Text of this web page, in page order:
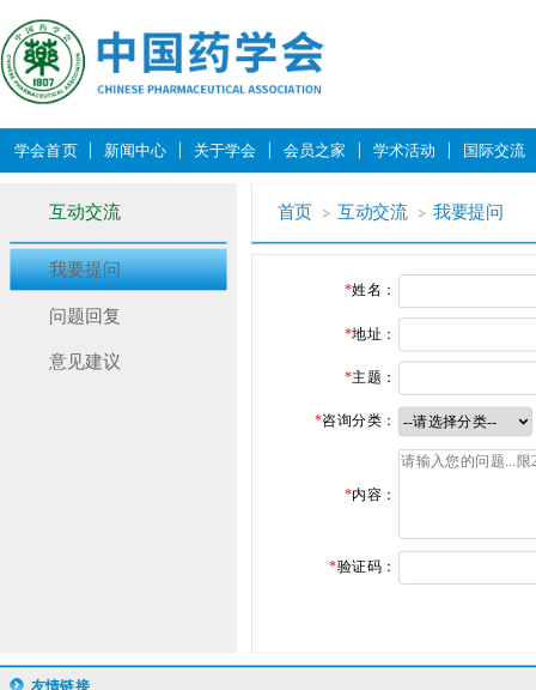
学会首页 新闻中心 关于学会 会员之家 学术活动 国际交流
互动交流
我要提问
问题回复
意见建议
首页 互动交流 我要提问
*姓名：
*地址：
*主题：
*咨询分类：
*内容：
*验证码：
友情链接